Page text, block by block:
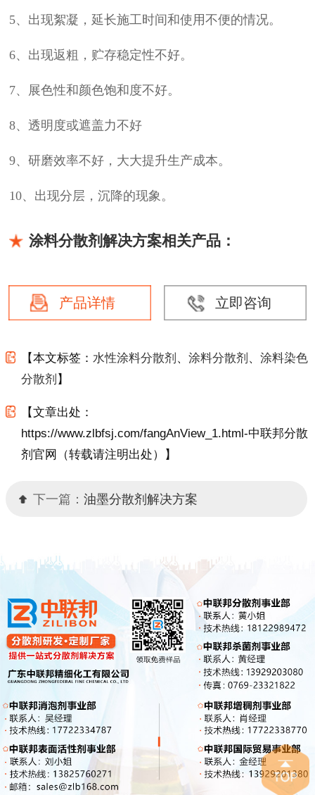
5、出现絮凝，延长施工时间和使用不便的情况。
6、出现返粗，贮存稳定性不好。
7、展色性和颜色饱和度不好。
8、透明度或遮盖力不好
9、研磨效率不好，大大提升生产成本。
10、出现分层，沉降的现象。
涂料分散剂解决方案相关产品：
产品详情 立即咨询
【本文标签： 水性涂料分散剂 、 涂料分散剂 、 涂料染色
分散剂 】
【文章出处：
https://www.zlbfsj.com/fangAnView_1.html-中联邦分散
剂官网（转载请注明出处）】
下一篇： 油墨分散剂解决方案